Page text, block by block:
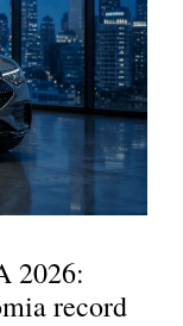
2026:
record